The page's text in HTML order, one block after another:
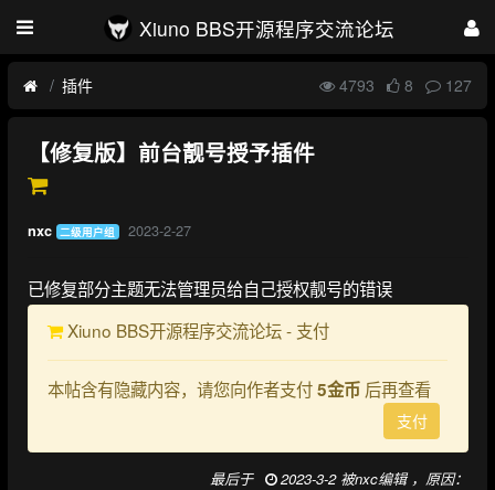
Xiuno BBS开源程序交流论坛
插件 4793 8 127
【修复版】前台靓号授予插件
nxc 二级用户组 2023-2-27
已修复部分主题无法管理员给自己授权靓号的错误
Xiuno BBS开源程序交流论坛 - 支付
本帖含有隐藏内容，请您向作者支付5金币 后再查看
支付
最后于 2023-3-2 被nxc编辑 ，原因：